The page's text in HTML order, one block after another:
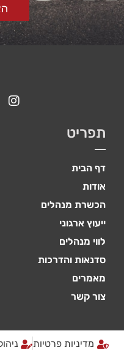
תפריט
דף הבית
אודות
הכשרת מנהלים
ייעוץ ארגוני
לווי מנהלים
סדנאות והדרכות
מאמרים
צור קשר
מדיניות פרטיות
נדרשים
להפעלת
האתר.
בהתבסס על
אופן השימוש
באתר.
חוויית
משתמש
שהאתר
שלנו יעבוד
מיטבית
במהלך
תסרב/י
אלו, חלק
מהפונקציות